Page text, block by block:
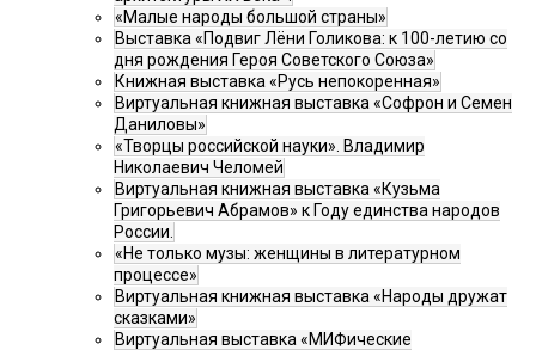
«Малые народы большой страны»
Выставка «Подвиг Лёни Голикова: к 100-летию со
дня рождения Героя Советского Союза»
Книжная выставка «Русь непокоренная»
Виртуальная книжная выставка «Софрон и Семен
Даниловы»
«Творцы российской науки». Владимир
Николаевич Челомей
Виртуальная книжная выставка «Кузьма
Григорьевич Абрамов» к Году единства народов
России.
«Не только музы: женщины в литературном
процессе»
Виртуальная книжная выставка «Народы дружат
сказками»
Виртуальная выставка «МИФические